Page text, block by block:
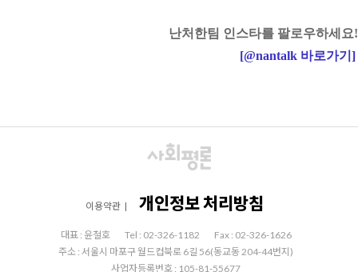
난처한팀 인스타를 팔로우하세요!
[@nantalk 바로가기 ]
이용약관 | 개인정보 처리방침
대표 : 윤철호 Tel : 02-326-1182
Fax : 02-326-1626
주소 : 서울시 마포구 월드컵북로 6길 56(동교동 204-44번지)
사업자등록번호 : 105-81-55677